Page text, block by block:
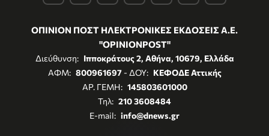
ΟΠΙΝΙΟΝ ΠΟΣΤ ΗΛΕΚΤΡΟΝΙΚΕΣ ΕΚΔΟΣΕΙΣ Α.Ε.
"OPINIONPOST"
Διεύθυνση: Ιπποκράτους 2, Αθήνα, 10679, Ελλάδα
ΑΦΜ: 800961697- ΔΟΥ: ΚΕΦΟΔΕ Αττικής
ΑΡ. ΓΕΜΗ: 145803601000
Τηλ: 210 3608484
E-mail: info@dnews.gr